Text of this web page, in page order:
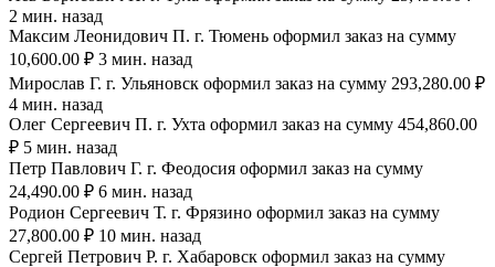
2 мин. назад
Максим Леонидович П. г. Тюмень оформил заказ на сумму
10,600.00 ₽ 3 мин. назад
Мирослав Г. г. Ульяновск оформил заказ на сумму 293,280.00 ₽
4 мин. назад
Олег Сергеевич П. г. Ухта оформил заказ на сумму 454,860.00
₽ 5 мин. назад
Петр Павлович Г. г. Феодосия оформил заказ на сумму
24,490.00 ₽ 6 мин. назад
Родион Сергеевич Т. г. Фрязино оформил заказ на сумму
27,800.00 ₽ 10 мин. назад
Сергей Петрович Р. г. Хабаровск оформил заказ на сумму